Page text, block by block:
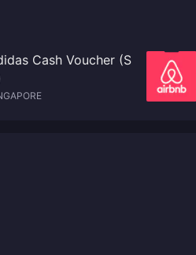
Cash Voucher (S